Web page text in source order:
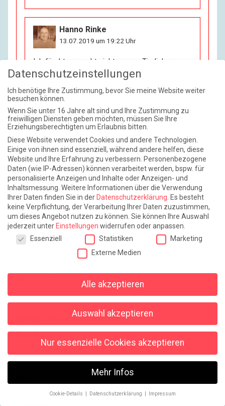
Hanno Rinke
13.07.2019 um 19:22 Uhr
Ich fürchte, es geht nicht nur um Tierliebe,
sondern auch um Zähigkeit.
Eddie Koke
13.07.2019 um 23:30 Uhr
Hahaha! So kann man das sagen.
Claudia Engelmann
13.07.2019 um 1:15 Uhr
Vom Klein Versailles hat mir meine Mutter einmal erzählt.
Wird eigentlich Zeit, dass ich mir zumindest die Parkanlage
selbst einmal anschaue.
Andrea Hirschberger
13.07.2019 um 10:22 Uhr
merke ich mir
Für meine nächsten dekadenten Abend.
Datenschutzeinstellungen
Ich benötige Ihre Zustimmung, bevor Sie meine Website weiter
besuchen können.
Wenn Sie unter 16 Jahre alt sind und Ihre Zustimmung zu
freiwilligen Diensten geben möchten, müssen Sie Ihre
Erziehungsberechtigten um Erlaubnis bitten.
Diese Website verwendet Cookies und andere Technologien.
Einige von ihnen sind essenziell, während andere helfen, diese
Website und Ihre Erfahrung zu verbessern. Personenbezogene
Daten (wie IP-Adressen) können verarbeitet werden, bspw. für
personalisierte Anzeigen und Inhalte oder Anzeigen- und
Inhaltsmessung. Weitere Informationen über die Verwendung
Ihrer Daten finden Sie in der Datenschutzerklärung Es besteht
keine Verpflichtung, der Verarbeitung Ihrer Daten zuzustimmen,
um dieses Angebot nutzen zu können. Sie können Ihre Auswahl
jederzeit unter Einstellungen widerrufen oder anpassen.
Datenschutzeinstellungen
Essenziell Statistiken
Marketing
Externe Medien
Alle akzeptieren
Auswahl akzeptieren
Nur essenzielle Cookies akzeptieren
Mehr Infos
Cookie-Details Datenschutzerklärung Impressum